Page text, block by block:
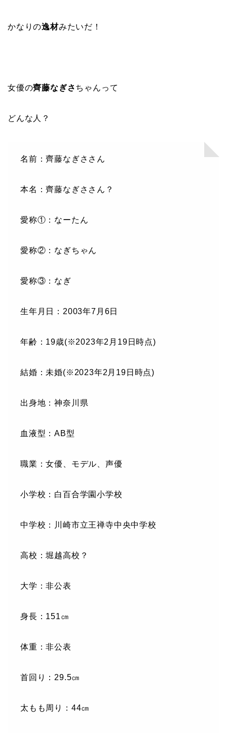
かなりの逸材みたいだ！
女優の齊藤なぎさちゃんって
どんな人？
名前：齊藤なぎささん
本名：齊藤なぎささん？
愛称①：なーたん
愛称②：なぎちゃん
愛称③：なぎ
生年月日：2003年7月6日
年齢：19歳(※2023年2月19日時点)
結婚：未婚(※2023年2月19日時点)
出身地：神奈川県
血液型：AB型
職業：女優、モデル、声優
小学校：白百合学園小学校
中学校：川崎市立王禅寺中央中学校
高校：堀越高校？
大学：非公表
身長：151㎝
体重：非公表
首回り：29.5㎝
太もも周り：44㎝